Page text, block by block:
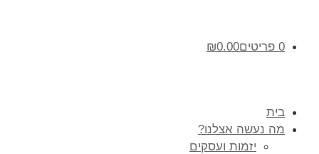
0 פריטים ₪0.00
בית
מה נעשה אצלנו?
יזמות ועסקים